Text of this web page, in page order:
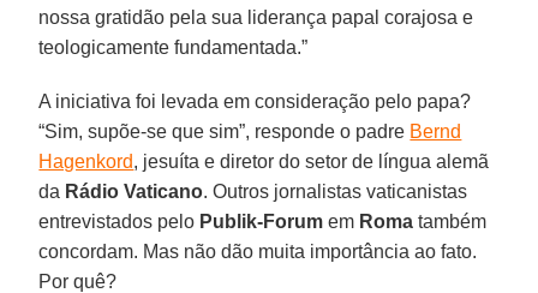
nossa gratidão pela sua liderança papal corajosa e
teologicamente fundamentada.”
A iniciativa foi levada em consideração pelo papa?
“Sim, supõe-se que sim”, responde o padre Bernd
Hagenkord, jesuíta e diretor do setor de língua alemã
da Rádio Vaticano. Outros jornalistas vaticanistas
entrevistados pelo Publik-Forum em Roma também
concordam. Mas não dão muita importância ao fato.
Por quê?